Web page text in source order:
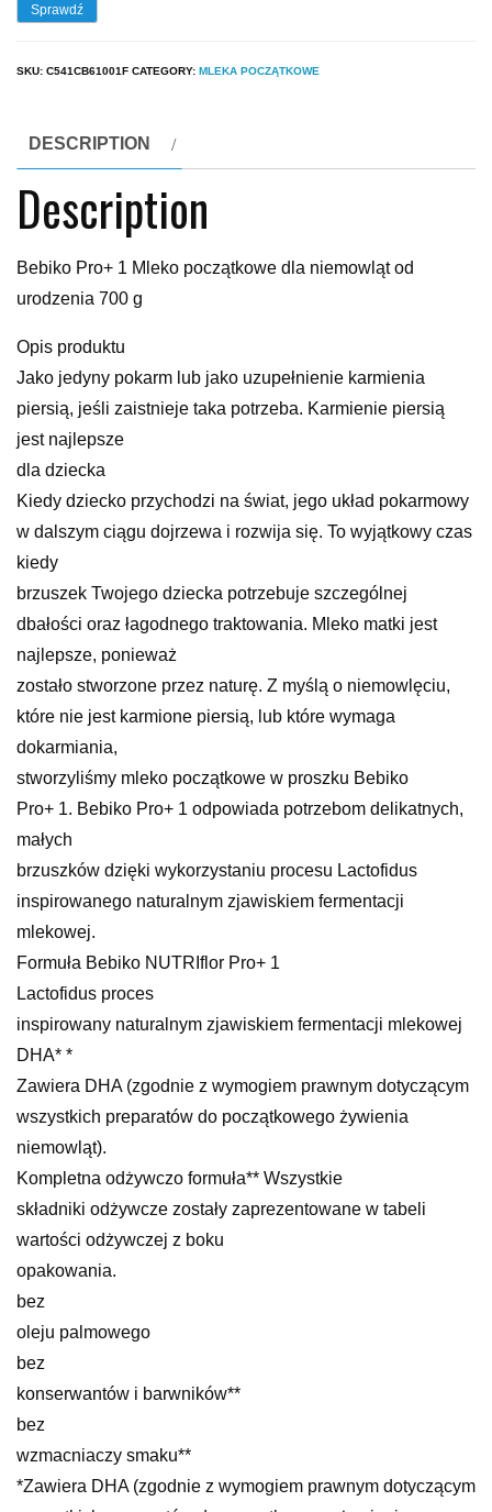
Sprawdź
SKU: C541CB61001F CATEGORY: MLEKA POCZĄTKOWE
DESCRIPTION
Description
Bebiko Pro+ 1 Mleko początkowe dla niemowląt od
urodzenia 700 g
Opis produktu
Jako jedyny pokarm lub jako uzupełnienie karmienia
piersią, jeśli zaistnieje taka potrzeba. Karmienie piersią
jest najlepsze
dla dziecka
Kiedy dziecko przychodzi na świat, jego układ pokarmowy
w dalszym ciągu dojrzewa i rozwija się. To wyjątkowy czas
kiedy
brzuszek Twojego dziecka potrzebuje szczególnej
dbałości oraz łagodnego traktowania. Mleko matki jest
najlepsze, ponieważ
zostało stworzone przez naturę. Z myślą o niemowlęciu,
które nie jest karmione piersią, lub które wymaga
dokarmiania,
stworzyliśmy mleko początkowe w proszku Bebiko
Pro+ 1. Bebiko Pro+ 1 odpowiada potrzebom delikatnych,
małych
brzuszków dzięki wykorzystaniu procesu Lactofidus
inspirowanego naturalnym zjawiskiem fermentacji
mlekowej.
Formuła Bebiko NUTRIflor Pro+ 1
Lactofidus proces
inspirowany naturalnym zjawiskiem fermentacji mlekowej
DHA* *
Zawiera DHA (zgodnie z wymogiem prawnym dotyczącym
wszystkich preparatów do początkowego żywienia
niemowląt).
Kompletna odżywczo formuła** Wszystkie
składniki odżywcze zostały zaprezentowane w tabeli
wartości odżywczej z boku
opakowania.
bez
oleju palmowego
bez
konserwantów i barwników**
bez
wzmacniaczy smaku**
*Zawiera DHA (zgodnie z wymogiem prawnym dotyczącym